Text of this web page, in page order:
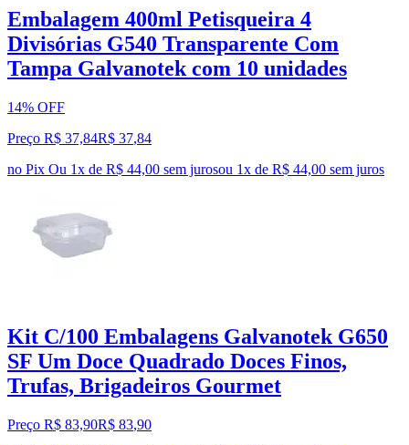
Embalagem 400ml Petisqueira 4
Divisórias G540 Transparente Com
Tampa Galvanotek com 10 unidades
14% OFF
Preço R$ 37,84R$ 37,84
no Pix Ou 1x de R$ 44,00 sem jurosou 1x de R$ 44,00 sem juros
Kit C/100 Embalagens Galvanotek G650
SF Um Doce Quadrado Doces Finos,
Trufas, Brigadeiros Gourmet
Preço R$ 83,90R$ 83,90